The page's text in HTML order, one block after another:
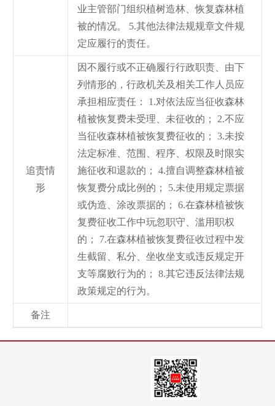
业主管部门组织植树造林、恢复森林植
被的情况。 5.其他法律法规规章文件规
定应履行的责任。
追责情
形
因不履行或不正确履行行政职责、由下
列情形的，行政机关及相关工作人员应
承担相应责任： 1.对依法应当征收森林
植被恢复费未受理、未征收的； 2.不应
当征收森林植被恢复费征收的； 3.未按
法定标准、范围、程序、权限及时限实
施征收和退款的； 4.擅自调整森林植被
恢复费分成比例的； 5.未使用规定票据
或伪造、涂改票据的； 6.在森林植被恢
复费征收工作中玩忽职守、滥用职权
的； 7.在森林植被恢复费征收过程中发
生截留、私分、坐收坐支或违反规定开
支等腐败行为的； 8.其它违反法律法规
政策规定的行为。
备注